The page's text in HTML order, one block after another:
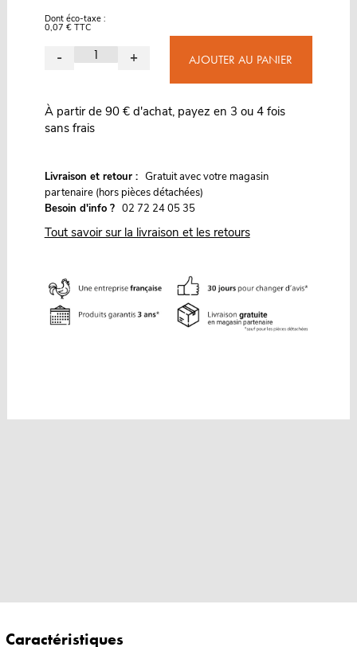
Dont éco-taxe :
0,07 € TTC
- + AJOUTER AU PANIER
À partir de 90 € d'achat, payez en 3 ou 4 fois
sans frais
Livraison et retour : Gratuit avec votre magasin
partenaire (hors pièces détachées)
Besoin d'info ? 02 72 24 05 35
Tout savoir sur la livraison et les retours
Caractéristiques